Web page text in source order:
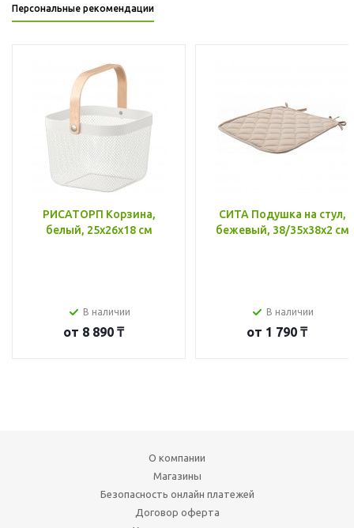
Персональные рекомендации
РИСАТОРП Корзина,
белый, 25x26x18 см
В наличии
от 8 890 ₸
СИТА Подушка на стул,
бежевый, 38/35x38x2 см
В наличии
от 1 790 ₸
О компании
Магазины
Безопасность онлайн платежей
Договор оферта